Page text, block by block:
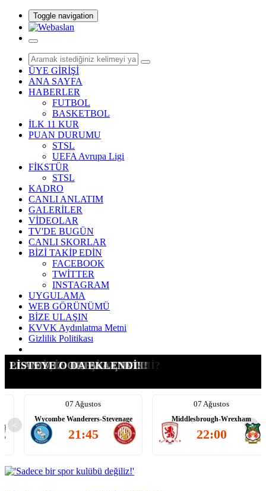
Toggle navigation
ÜYE GİRİŞİ
ANA SAYFA
HABERLER
FUTBOL
BASKETBOL
İLK 11 KUR
PUAN DURUMU
STSL
UEFA Avrupa Ligi
FİKSTÜR
STSL
KADRO
CANLI ANLATIM
GALERİLER
VİDEOLAR
TV'DE BUGÜN
CANLI SKORLAR
BİZİ TAKİP EDİN
FACEBOOK
TWİTTER
INSTAGRAM
UYGULAMA
WEB GÖRÜNÜMÜ
BİZE ULAŞIN
KVVK Aydınlatma Metni
Gizlilik Politikası
G.SARAY İÇİN ŞOK KARAR
SÜRPRİZ ADAY: SALIS!
TRANSFERİ YASAKLANDI!
KALACAK MI, GİDECEK Mİ?
LEAO İÇİN ATEŞİ YAKTIK!
PLANIMIZ ORTAYA ÇIKTI!
LİSTEYE O DA EKLENDİ!
<
07 Ağustos
Wycombe Wanderers-Stevenage
21:45
07 Ağustos
Middlesbrough-Wrexham
22:00
>